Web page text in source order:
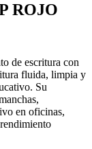
ROJO
de escritura con
fluida, limpia y
Su
en oficinas,